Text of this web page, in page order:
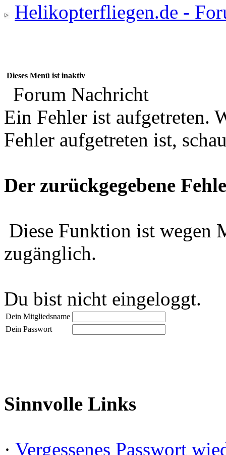
Helikopterfliegen.de -
Dieses Menü ist inaktiv
Forum Nachricht
Ein Fehler ist aufgetreten.
Fehler aufgetreten ist,
Der zurückgegebene
Diese Funktion ist wegen
zugänglich.
Du bist nicht eingeloggt.
Dein Mitgliedsname
Dein Passwort
Sinnvolle Links
· Vergessenes Passwort